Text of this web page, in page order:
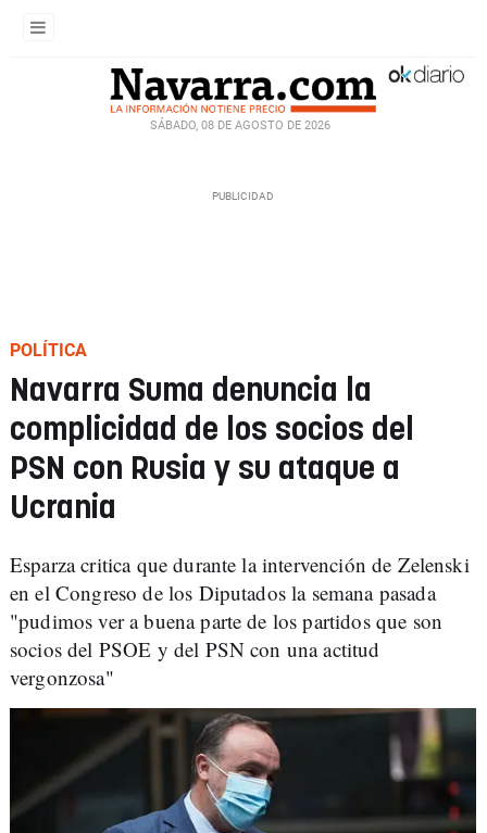
SÁBADO, 08 DE AGOSTO DE 2026
POLÍTICA
Navarra Suma denuncia la
complicidad de los socios del
PSN con Rusia y su ataque a
Ucrania
Esparza critica que durante la intervención de Zelenski
en el Congreso de los Diputados la semana pasada
"pudimos ver a buena parte de los partidos que son
socios del PSOE y del PSN con una actitud
vergonzosa"